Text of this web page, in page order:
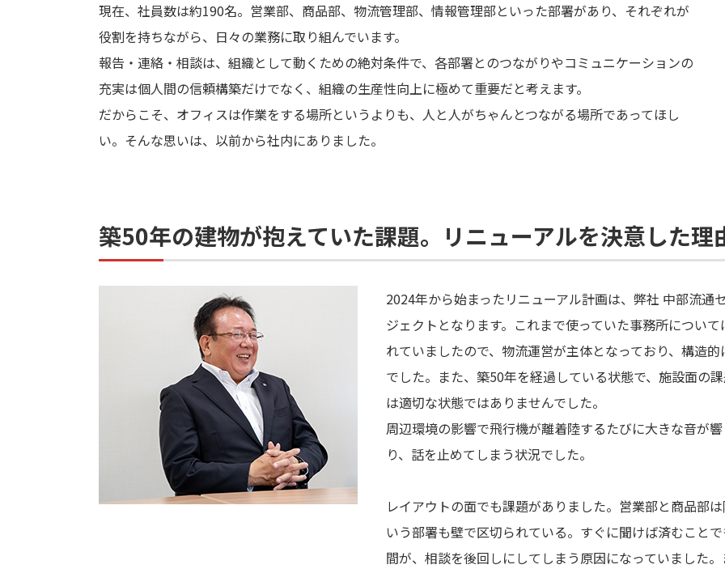
現在、社員数は約190名。営業部、商品部、物流管理部、情報管理部といった部署があり、それぞれが
役割を持ちながら、日々の業務に取り組んでいます。
報告・連絡・相談は、組織として動くための絶対条件で、各部署とのつながりやコミュニケーションの
充実は個人間の信頼構築だけでなく、組織の生産性向上に極めて重要だと考えます。
だからこそ、オフィスは作業をする場所というよりも、人と人がちゃんとつながる場所であってほし
い。そんな思いは、以前から社内にありました。
築50年の建物が抱えていた課題。リニューアルを決意した理
2024年から始まったリニューアル計画は、弊社 中部流通
ジェクトとなります。これまで使っていた事務所につい
れていましたので、物流運営が主体となっており、構造
でした。また、築50年を経過している状態で、施設面の
は適切な状態ではありませんでした。
周辺環境の影響で飛行機が離着陸するたびに大きな音が
り、話を止めてしまう状況でした。
レイアウトの面でも課題がありました。営業部と商品部
いう部署も壁で区切られている。すぐに聞けば済むこと
間が、相談を後回しにしてしまう原因になっていました